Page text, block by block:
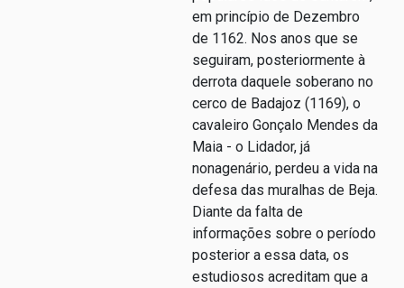
em princípio de Dezembro
de 1162. Nos anos que se
seguiram, posteriormente à
derrota daquele soberano no
cerco de Badajoz (1169), o
cavaleiro Gonçalo Mendes da
Maia - o Lidador, já
nonagenário, perdeu a vida na
defesa das muralhas de Beja.
Diante da falta de
informações sobre o período
posterior a essa data, os
estudiosos acreditam que a